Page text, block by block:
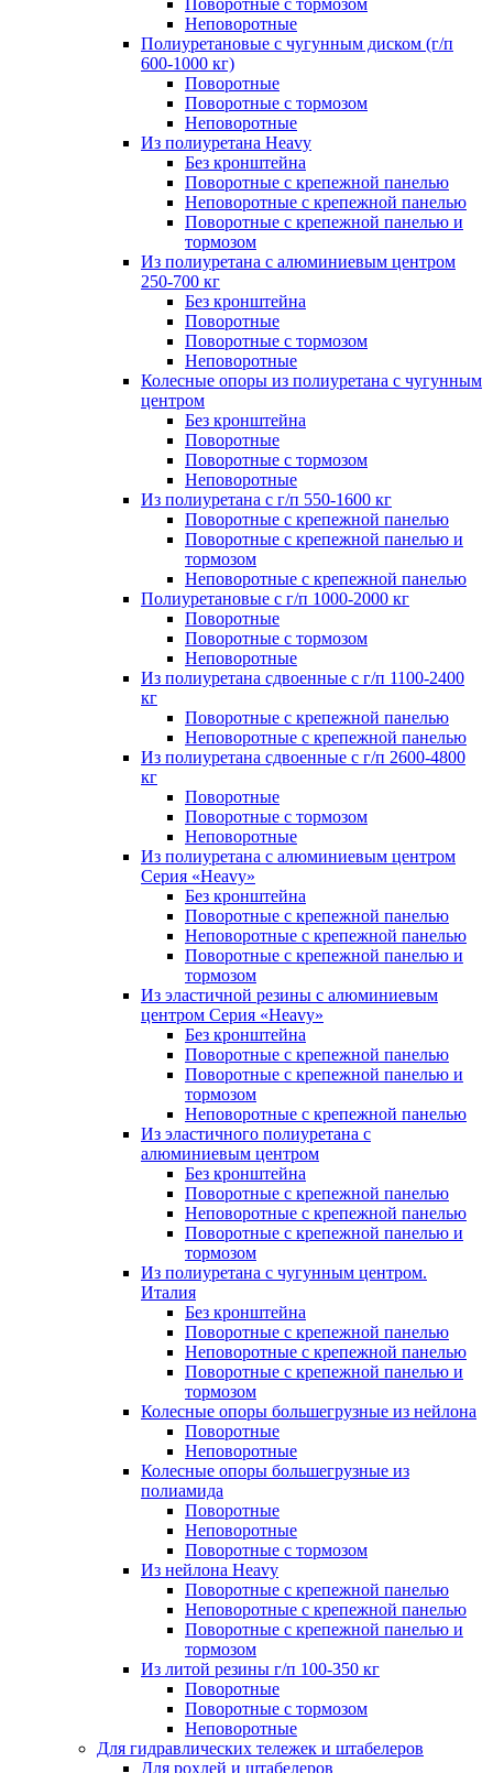
Неповоротные
Полиуретановые с чугунным диском (г/п
600-1000 кг)
Поворотные
Поворотные с тормозом
Неповоротные
Из полиуретана Heavy
Без кронштейна
Поворотные с крепежной панелью
Неповоротные с крепежной панелью
Поворотные с крепежной панелью и
тормозом
Из полиуретана с алюминиевым центром
250-700 кг
Без кронштейна
Поворотные
Поворотные с тормозом
Неповоротные
Колесные опоры из полиуретана с чугунным
центром
Без кронштейна
Поворотные
Поворотные с тормозом
Неповоротные
Из полиуретана с г/п 550-1600 кг
Поворотные с крепежной панелью
Поворотные с крепежной панелью и
тормозом
Неповоротные с крепежной панелью
Полиуретановые с г/п 1000-2000 кг
Поворотные
Поворотные с тормозом
Неповоротные
Из полиуретана сдвоенные с г/п 1100-2400
кг
Поворотные с крепежной панелью
Неповоротные с крепежной панелью
Из полиуретана сдвоенные с г/п 2600-4800
кг
Поворотные
Поворотные с тормозом
Неповоротные
Из полиуретана с алюминиевым центром
Серия «Heavy»
Без кронштейна
Поворотные с крепежной панелью
Неповоротные с крепежной панелью
Поворотные с крепежной панелью и
тормозом
Из эластичной резины с алюминиевым
центром Серия «Heavy»
Без кронштейна
Поворотные с крепежной панелью
Поворотные с крепежной панелью и
тормозом
Неповоротные с крепежной панелью
Из эластичного полиуретана с
алюминиевым центром
Без кронштейна
Поворотные с крепежной панелью
Неповоротные с крепежной панелью
Поворотные с крепежной панелью и
тормозом
Из полиуретана с чугунным центром.
Италия
Без кронштейна
Поворотные с крепежной панелью
Неповоротные с крепежной панелью
Поворотные с крепежной панелью и
тормозом
Колесные опоры большегрузные из нейлона
Поворотные
Неповоротные
Колесные опоры большегрузные из
полиамида
Поворотные
Неповоротные
Поворотные с тормозом
Из нейлона Heavy
Поворотные с крепежной панелью
Неповоротные с крепежной панелью
Поворотные с крепежной панелью и
тормозом
Из литой резины г/п 100-350 кг
Поворотные
Поворотные с тормозом
Неповоротные
Для гидравлических тележек и штабелеров
Для рохлей и штабелеров